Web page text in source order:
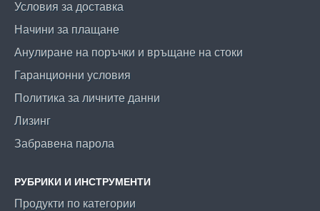
Условия за доставка
Начини за плащане
Анулиране на поръчки и връщане на стоки
Гаранционни условия
Политика за личните данни
Лизинг
Забравена парола
РУБРИКИ И ИНСТРУМЕНТИ
Продукти по категории